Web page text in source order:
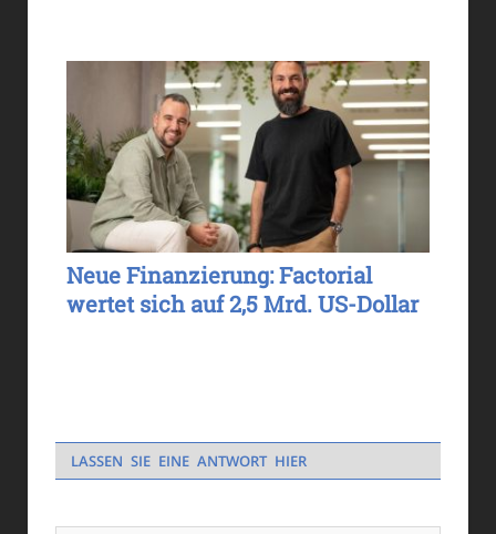
Neue Finanzierung: Factorial
wertet sich auf 2,5 Mrd. US-Dollar
LASSEN SIE EINE ANTWORT HIER